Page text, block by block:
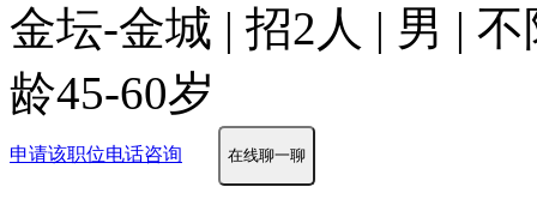
金坛-金城 | 招2人 | 男 |
龄45-60岁
申请该职位电话咨询 在线聊一聊